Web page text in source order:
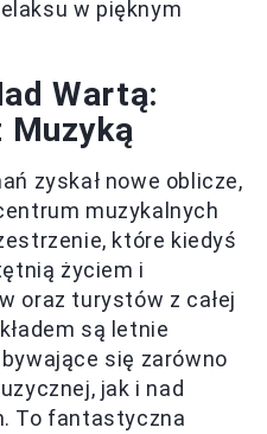
w pięknym
Wartą:
Muzyką
zyskał nowe oblicze,
muzykalnych
które kiedyś
życiem i
oraz turystów z całej
są letnie
się zarówno
jak i nad
To fantastyczna